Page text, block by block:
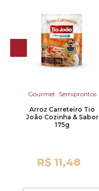
Gourmet Semiprontos
Arroz Carreteiro Tio
João Cozinha & Sabor
175g
R$ 11,48